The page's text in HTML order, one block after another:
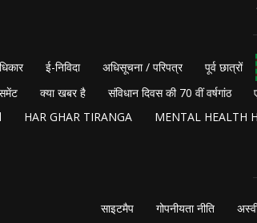
ई-निविदा अधिसूचना / परिपत्र पूर्व छात्रों
क्या खबर है संविधान दिवस की 70 वीं वर्षगांठ
HAR GHAR TIRANGA MENTAL HEALTH
साइटमैप गोपनीयता नीति